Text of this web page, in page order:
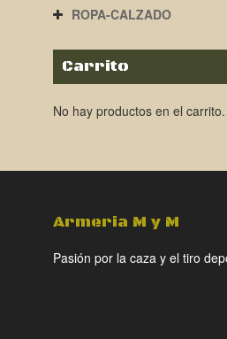
ROPA-CALZADO
Carrito
No hay productos en el carrito.
Armeria M y M
Pasión por la caza y el tiro